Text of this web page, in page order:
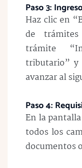
Paso 3:
Haz clic en
de trámites
trámite
tributario” y
avanzar al
Paso 4:
En la
todos los
documentos